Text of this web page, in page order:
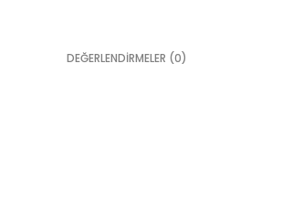
DEĞERLENDIRMELER (0)